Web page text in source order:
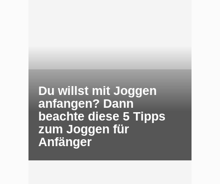
Du willst mit Joggen
anfangen? Dann
beachte diese 5 Tipps
zum Joggen für
Anfänger